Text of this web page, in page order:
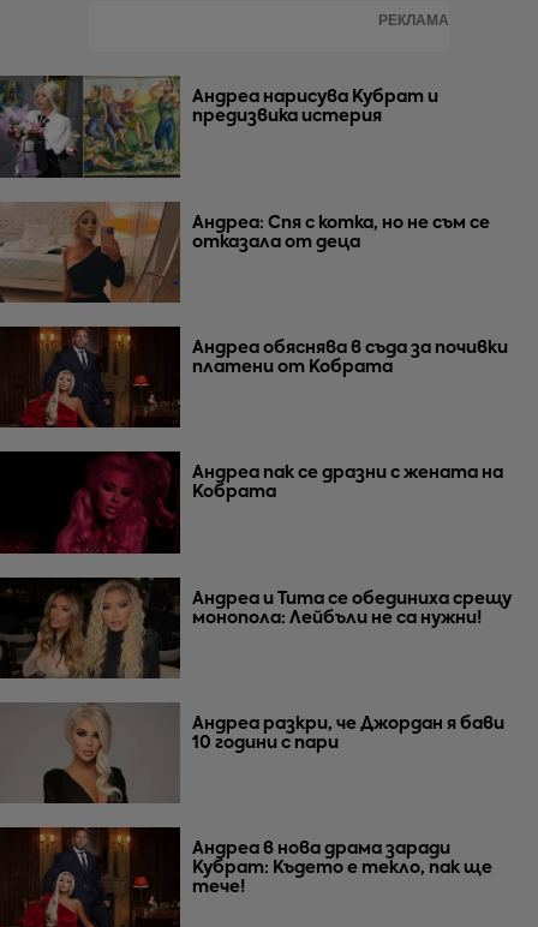
Андреа нарисува Кубрат и
предизвика истерия
Андреа: Спя с котка, но не съм се
отказала от деца
Андреа обяснява в съда за почивки
платени от Кобрата
Андреа пак се дразни с жената на
Кобрата
Андреа и Тита се обединиха срещу
монопола: Лейбъли не са нужни!
Андреа разкри, че Джордан я бави
10 години с пари
Андреа в нова драма заради
Кубрат: Където е текло, пак ще
тече!
РЕКЛАМА